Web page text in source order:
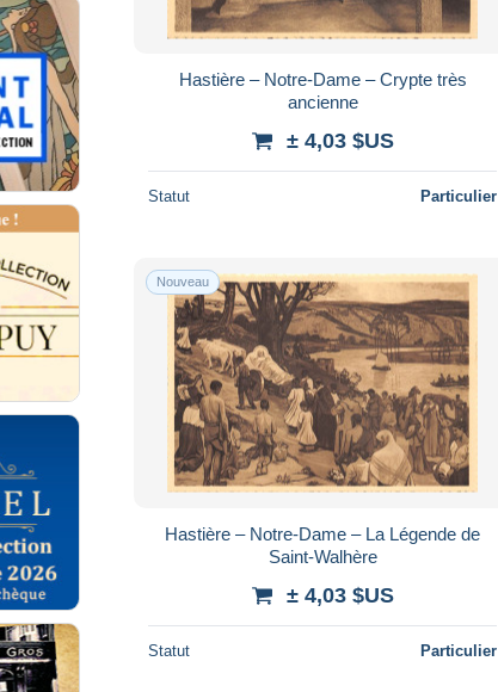
Hastière – Notre-Dame – Crypte très
ancienne
± 4,03 $US
Statut Particulier
Nouveau
Hastière – Notre-Dame – La Légende de
Saint-Walhère
± 4,03 $US
Statut Particulier